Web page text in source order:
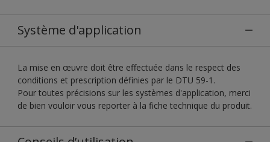
Système d'application
La mise en œuvre doit être effectuée dans le respect des
conditions et prescription définies par le DTU 59-1.
Pour toutes précisions sur les systèmes d'application, merci
de bien vouloir vous reporter à la fiche technique du produit.